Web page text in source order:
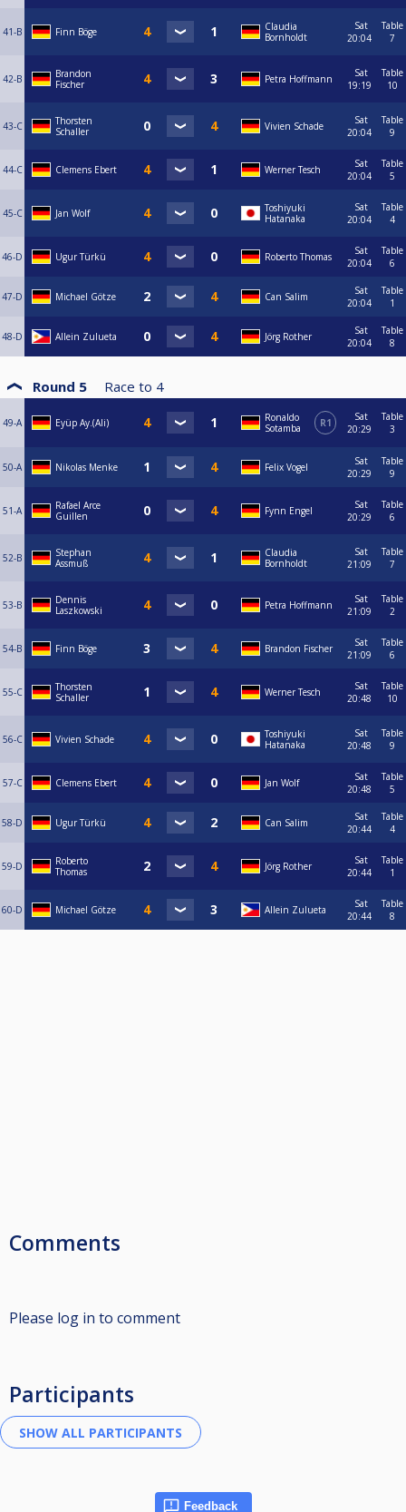
41-B Finn Böge
Claudia
Bornholdt
Sat
20:04
Table
7
42-B
Brandon
Fischer
Petra Hoffmann
Sat
19:19
Table
10
43-C
Thorsten
Schaller
Vivien Schade
Sat
20:04
Table
9
44-C Clemens Ebert Werner Tesch
Sat
20:04
Table
5
45-C Jan Wolf
Toshiyuki
Hatanaka
Sat
20:04
Table
4
46-D Ugur Türkü Roberto Thomas
Sat
20:04
Table
6
47-D Michael Götze Can Salim
Sat
20:04
Table
1
48-D Allein Zulueta Jörg Rother
Sat
20:04
Table
8
Round 5 Race to 4
49-A Eyüp Ay.(Ali)
Ronaldo
Sotamba
R1
Sat
20:29
Table
3
50-A Nikolas Menke Felix Vogel
Sat
20:29
Table
9
51-A
Rafael Arce
Guillen
Fynn Engel
Sat
20:29
Table
6
52-B
Stephan
Assmuß
Claudia
Bornholdt
Sat
21:09
Table
7
53-B
Dennis
Laszkowski
Petra Hoffmann
Sat
21:09
Table
2
54-B Finn Böge Brandon Fischer
Sat
21:09
Table
6
55-C
Thorsten
Schaller
Werner Tesch
Sat
20:48
Table
10
56-C Vivien Schade
Toshiyuki
Hatanaka
Sat
20:48
Table
9
57-C Clemens Ebert Jan Wolf
Sat
20:48
Table
5
58-D Ugur Türkü Can Salim
Sat
20:44
Table
4
59-D
Roberto
Thomas
Jörg Rother
Sat
20:44
Table
1
60-D Michael Götze Allein Zulueta
Sat
20:44
Table
8
Comments
Please log in to comment
Participants
Feedback